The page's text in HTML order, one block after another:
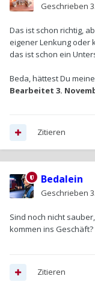
Geschrieben
Das ist schon richtig,
eigener Lenkung oder
das ist schon ein
Beda, hättest Du
Bearbeitet 3.
Zitieren
Bedalein
Geschrieben
Sind noch nicht
kommen ins Geschäft?
Zitieren